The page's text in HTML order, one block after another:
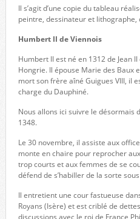
Il s’agit d’une copie du tableau
peintre, dessinateur et
Humbert II de Viennois
Humbert II est né en 1312 de Jean
Hongrie. Il épouse Marie des Baux
mort son frère aîné Guigues VIII, il
charge du Dauphiné.
Nous allons ici suivre le désormais
1348.
Le 30 novembre, il assiste aux
monte en chaire pour reprocher
trop courts et aux femmes de se
défend de s’habiller de la sorte
Il entretient une cour fastueuse
Royans (Isère) et est criblé de
discussions avec le roi de France